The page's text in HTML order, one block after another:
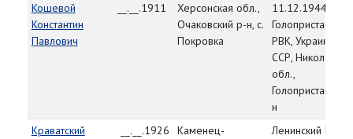
Кошевой
Константин
Павлович
__.__.1911
Херсонская обл.,
Очаковский р-н, с.
Покровка
11.12.1944,
Голопристанский
РВК, Украинская
ССР,
обл.,
н
Краватский
__.__.1926
Каменец-
Ленинский РВК,